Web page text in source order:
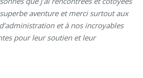
aventure et merci surtout aux
et à nos incroyables
pour leur soutien et leur